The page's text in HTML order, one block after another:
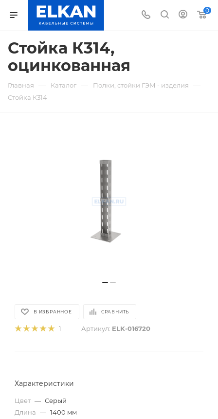
0
Стойка К314,
оцинкованная
Главная — Каталог — Полки, стойки ГЭМ - изделия —
Стойка К314
В ИЗБРАННОЕ СРАВНИТЬ
1 Артикул: ELK-016720
Характеристики
Цвет — Серый
Длина — 1400 мм